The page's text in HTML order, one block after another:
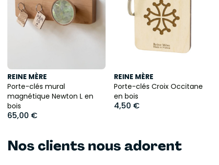
REINE MÈRE
Porte-clés mural
magnétique Newton L en
bois
65,00 €
REINE MÈRE
Porte-clés Croix Occitane
en bois
4,50 €
Nos clients nous adorent